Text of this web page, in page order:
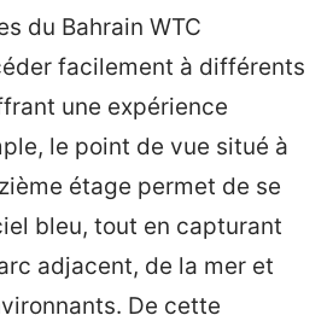
du Bahrain WTC
facilement à différents
une expérience
le point de vue situé à
étage permet de se
bleu, tout en capturant
adjacent, de la mer et
De cette